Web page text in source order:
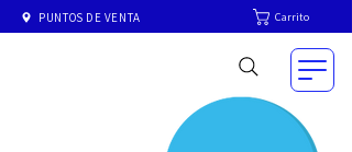
PUNTOS DE VENTA Carrito